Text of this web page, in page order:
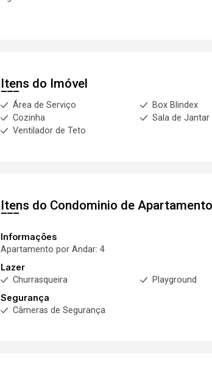
Itens do Imóvel
Área de Serviço Box Blindex
Cozinha
Sala de Jantar
Ventilador de Teto
Itens do Condominio de
Informações
Apartamento por Andar: 4
Lazer
Churrasqueira
Playground
Segurança
Câmeras de Segurança